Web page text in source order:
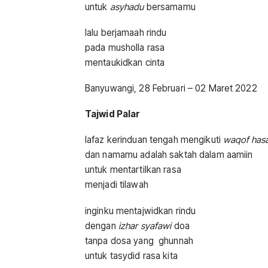
untuk asyhadubersamamu
lalu berjamaah rindu
pada musholla rasa
mentaukidkan cinta
Banyuwangi, 28 Februari – 02 Maret 2022
Tajwid Palar
lafaz kerinduan tengah mengikuti waqof
dan namamu adalah saktah dalam aamiin
untuk mentartilkan rasa
menjadi tilawah
inginku mentajwidkan rindu
dengan izhar syafawidoa
tanpa dosa yang ghunnah
untuk tasydid rasa kita